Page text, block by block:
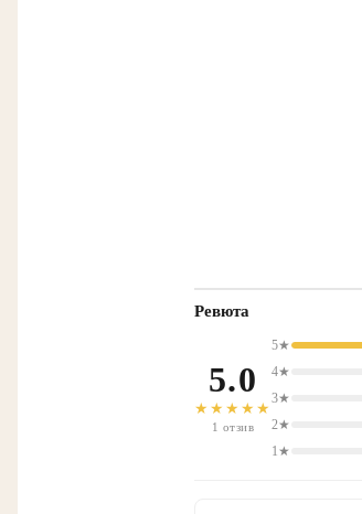
Ревюта
5.0
★★★★★
1 отзив
5★
4★
3★
2★
1★